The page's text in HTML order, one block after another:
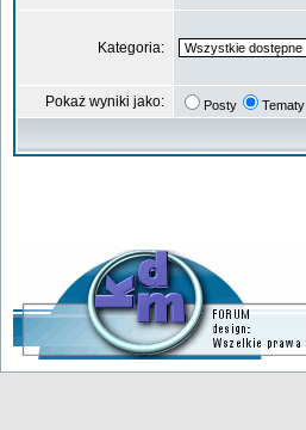
Kategoria:
Pokaż wyniki jako: Posty Tematy